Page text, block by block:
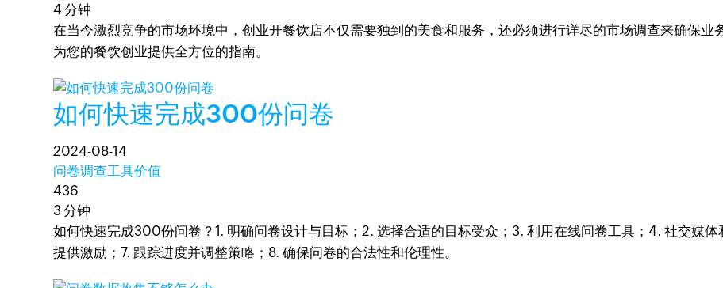
4 分钟
在当今激烈竞争的市场环境中，创业开餐饮店不仅需要独到的美食和服务，还必须进行详尽的市场调查来确保业
为您的餐饮创业提供全方位的指南。
如何快速完成300份问卷
2024-08-14
问卷调查工具价值
436
3 分钟
如何快速完成300份问卷？1. 明确问卷设计与目标；2. 选择合适的目标受众；3. 利用在线问卷工具；4. 社交媒
提供激励；7. 跟踪进度并调整策略；8. 确保问卷的合法性和伦理性。